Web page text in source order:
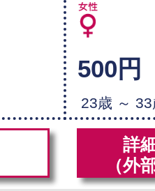
500円
23歳 ～
詳
（外